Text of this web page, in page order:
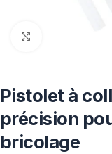
Pistolet à
précision
bricolage